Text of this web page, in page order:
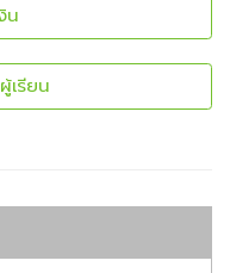
มเพื่อสอบและ
ย่างยิ่งสำหรับ
รงสร้างข้อสอบอย่างชัดเจน
เอง:เหมาะสำหรับผู้ที่อ่าน
น
เรียน